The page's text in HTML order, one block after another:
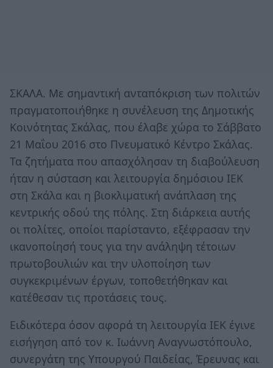
ΣΚΑΛΑ. Με σημαντική ανταπόκριση των πολιτών
πραγματοποιήθηκε η συνέλευση της Δημοτικής
Κοινότητας Σκάλας, που έλαβε χώρα το Σάββατο
21 Μαΐου 2016 στο Πνευματικό Κέντρο Σκάλας.
Τα ζητήματα που απασχόλησαν τη διαβούλευση
ήταν η σύσταση και λειτουργία δημόσιου ΙΕΚ
στη Σκάλα και η βιοκλιματική ανάπλαση της
κεντρικής οδού της πόλης. Στη διάρκεια αυτής
οι πολίτες, οποίοι παρίσταντο, εξέφρασαν την
ικανοποίησή τους για την ανάληψη τέτοιων
πρωτοβουλιών και την υλοποίηση των
συγκεκριμένων έργων, τοποθετήθηκαν και
κατέθεσαν τις προτάσεις τους.
Ειδικότερα όσον αφορά τη λειτουργία ΙΕΚ έγινε
εισήγηση από τον κ. Ιωάννη Αναγνωστόπουλο,
συνεργάτη της Υπουργού Παιδείας, Έρευνας και